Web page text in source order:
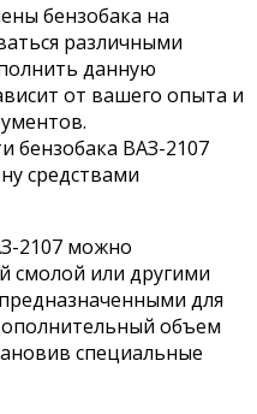
бензобака на
различными
данную
от вашего опыта и
бензобака ВАЗ-2107
средствами
2107 можно
смолой или другими
для
объем
специальные